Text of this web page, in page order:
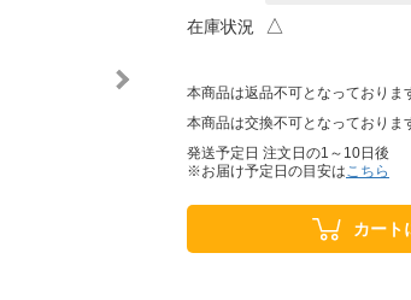
在庫状況 △
本商品は返品不可となっておりま
本商品は交換不可となっておりま
発送予定日 注文日の1～10日後
※お届け予定日の目安はこちら
カート